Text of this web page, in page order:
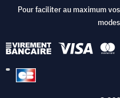
Pour faciliter au maximum